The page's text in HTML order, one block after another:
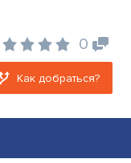
0
Как добраться?